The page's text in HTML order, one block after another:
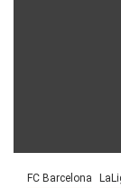
FC Barcelona